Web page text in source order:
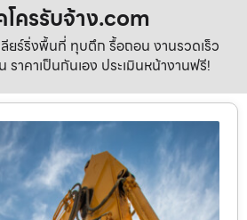
ครรับจ้าง.com
ยร์ริ่งพื้นที่ ทุบตึก รื้อถอน งานรวดเร็ว
ราคาเป็นกันเอง ประเมินหน้างานฟรี!